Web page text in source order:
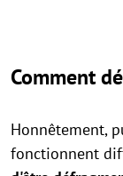
Comment
Honnêtement,
fonctionnent